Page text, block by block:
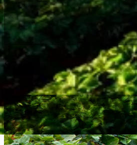
Sonata